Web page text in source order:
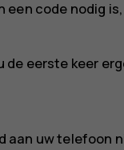
een code nodig
eerste keer
aan uw telefoon